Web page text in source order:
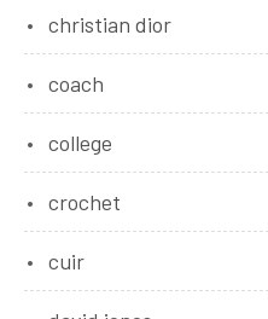
christian dior
coach
college
crochet
cuir